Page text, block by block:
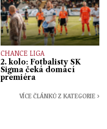
CHANCE LIGA
2. kolo: Fotbalisty SK
Sigma čeká domácí
premiéra
VÍCE ČLÁNKŮ Z KATEGORIE ›